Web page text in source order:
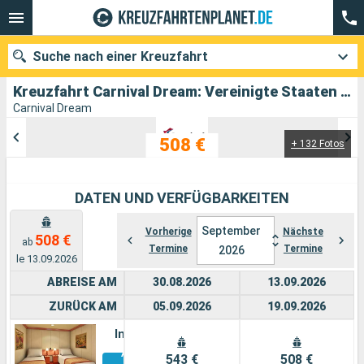
Kreuzfahrt Carnival Dream: Vereinigte Staaten von Amerika, Belize, Mexiko abfahrend von Galveston
Carnival Dream
+ 132 Fotos
508 €
DATEN UND VERFÜGBARKEITEN
ab 508 €
le 13.09.2026
Vorherige
Termine
September
2026
Nächste
Termine
ABREISE AM
ZURÜCK AM
Innen
Alle
30.08.2026
05.09.2026
543 €
13.09.2026
19.09.2026
508 €
Suche nach einer Kreuzfahrt
Häfen Reedereien
Suchen